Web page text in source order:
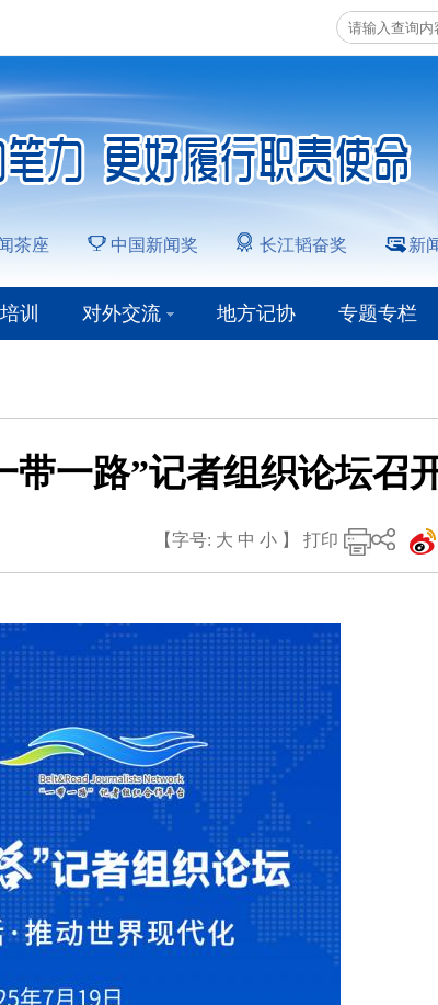
茶座 中国新闻奖 长江韬奋奖 新
训 对外交流 地方记协 专题专栏
带一路”记者组织论坛召
【字号: 大 中 小 】 打印